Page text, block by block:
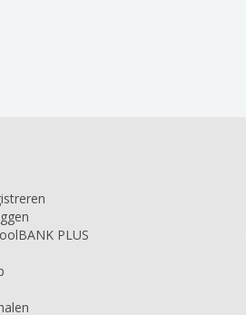
PLUS